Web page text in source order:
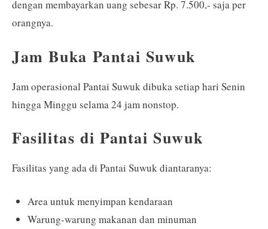
dengan membayarkan uang sebesar Rp. 7.500,- saja per
orangnya.
Jam Buka Pantai Suwuk
Jam operasional Pantai Suwuk dibuka setiap hari Senin
hingga Minggu selama 24 jam nonstop.
Fasilitas di Pantai Suwuk
Fasilitas yang ada di Pantai Suwuk diantaranya:
Area untuk menyimpan kendaraan
Warung-warung makanan dan minuman